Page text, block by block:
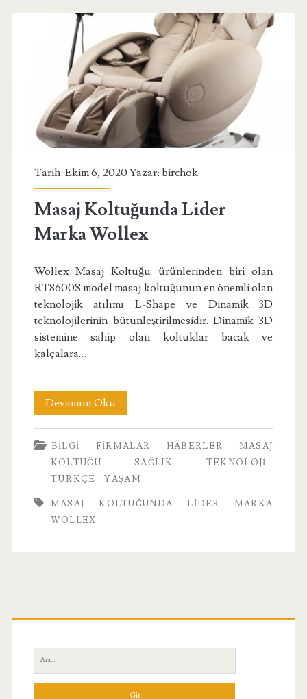
Tarih: Ekim 6, 2020 Yazar: birchok
Masaj Koltuğunda Lider
Marka Wollex
Wollex Masaj Koltuğu ürünlerinden biri olan
RT8600S model masaj koltuğunun en önemli olan
teknolojik atılımı L-Shape ve Dinamik 3D
teknolojilerinin bütünleştirilmesidir. Dinamik 3D
sistemine sahip olan koltuklar bacak ve
kalçalara…
Devamını OkuMasaj
Koltuğunda
Lider
Marka
Wollex
BILGI FIRMALAR HABERLER
MASAJ
KOLTUĞU
SAĞLIK
TEKNOLOJI
TÜRKÇE
YAŞAM
MASAJ KOLTUĞUNDA LIDER MARKA
WOLLEX
Birincil
Yan
Menü
Ara: